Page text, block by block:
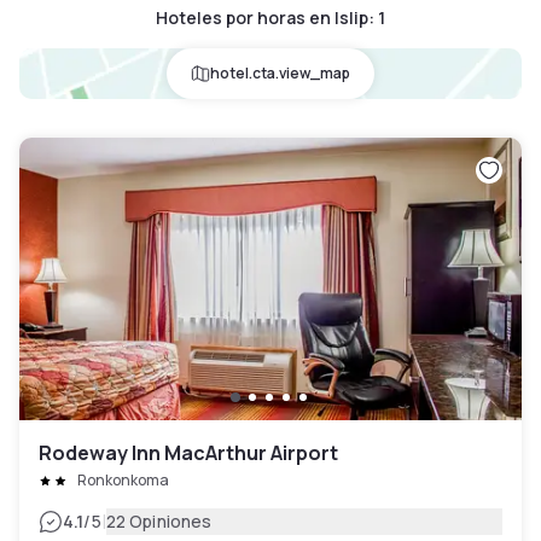
Hoteles por horas en Islip: 1
hotel.cta.view_map
Rodeway Inn MacArthur Airport
Ronkonkoma
4.1/5|22 Opiniones